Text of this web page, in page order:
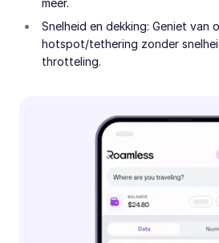
Snelheid en dekking: Geniet van
hotspot/tethering zonder
throtteling.